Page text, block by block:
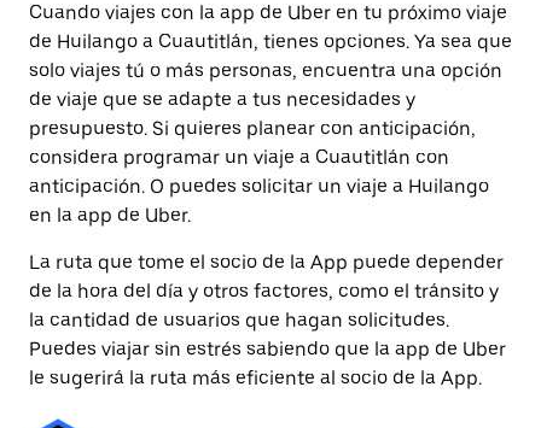
Cuando viajes con la app de Uber en tu próximo viaje
de Huilango a Cuautitlán, tienes opciones. Ya sea que
solo viajes tú o más personas, encuentra una opción
de viaje que se adapte a tus necesidades y
presupuesto. Si quieres planear con anticipación,
considera programar un viaje a Cuautitlán con
anticipación. O puedes solicitar un viaje a Huilango
en la app de Uber.
La ruta que tome el socio de la App puede depender
de la hora del día y otros factores, como el tránsito y
la cantidad de usuarios que hagan solicitudes.
Puedes viajar sin estrés sabiendo que la app de Uber
le sugerirá la ruta más eficiente al socio de la App.